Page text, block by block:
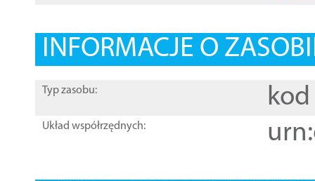
INFORMACJE O
Typ zasobu: kod
Układ współrzędnych: